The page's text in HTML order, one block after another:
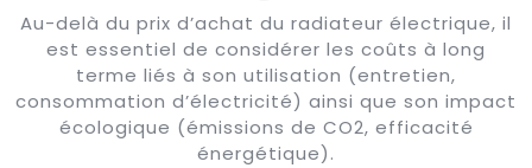
Au-delà du prix d’achat du radiateur électrique, il
est essentiel de considérer les coûts à long
terme liés à son utilisation (entretien,
consommation d’électricité) ainsi que son impact
écologique (émissions de CO2, efficacité
énergétique).